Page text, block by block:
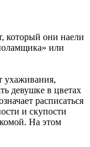
который они наели
или
ухаживания,
девушке в цветах
расписаться
и скупости
На этом